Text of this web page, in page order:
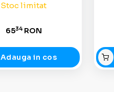
Stoc limitat
6534RON
Adauga in cos